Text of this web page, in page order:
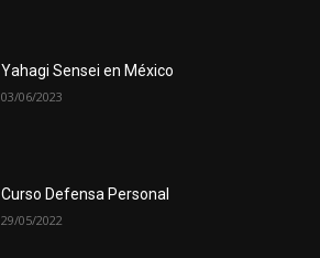
Yahagi Sensei en México
03/06/2023
Curso Defensa Personal
29/05/2022